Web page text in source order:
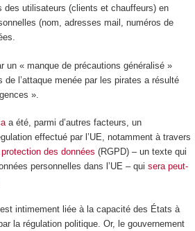
des utilisateurs (clients et chauffeurs) en
(nom, adresses mail, numéros de
un « manque de précautions généralisé »
l’attaque menée par les pirates a résulté
».
a été, parmi d’autres facteurs, un
effectué par l’UE, notamment à travers
des données (RGPD) – un texte qui
personnelles dans l’UE – qui sera peut-
est intimement liée à la capacité des États à
la régulation politique. Or, le gouvernement